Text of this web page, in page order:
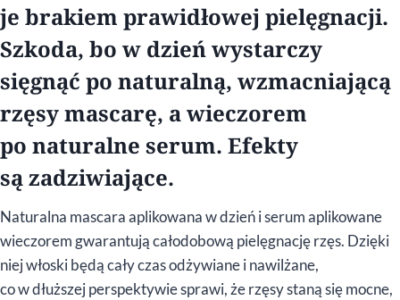
je brakiem prawidłowej pielęgnacji.
Szkoda, bo w dzień wystarczy
sięgnąć po naturalną, wzmacniającą
rzęsy mascarę, a wieczorem
po naturalne serum. Efekty
są zadziwiające.
Naturalna mascara aplikowana w dzień i serum aplikowane
wieczorem gwarantują całodobową pielęgnację rzęs. Dzięki
niej włoski będą cały czas odżywiane i nawilżane,
co w dłuższej perspektywie sprawi, że rzęsy staną się mocne,